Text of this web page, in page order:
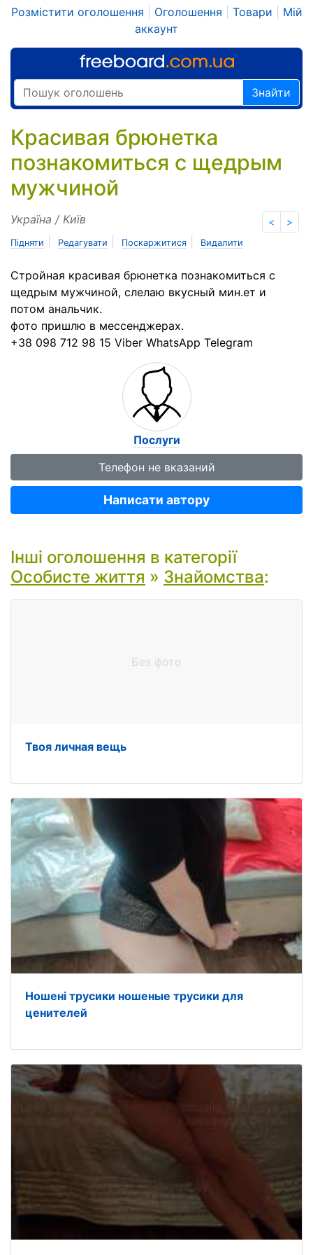
Розмістити оголошення Оголошення Товари
Мій
аккаунт
Знайти
Красивая брюнетка
познакомиться с щедрым
мужчиной
< >
Україна / Київ
Підняти Редагувати Поскаржитися Видалити
Стройная красивая брюнетка познакомиться с
щедрым мужчиной, слелаю вкусный мин.ет и
потом анальчик.
фото пришлю в мессенджерах.
+38 098 712 98 15 Viber WhatsApp Telegram
Послуги
Телефон не вказаний
Написати автору
Інші оголошення в категорії
Особисте життя » Знайомства:
Без фото
Твоя личная вещь
Ношені трусики ношеные трусики для
ценителей